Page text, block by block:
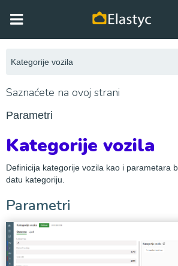
Kategorije vozila
Saznaćete na ovoj strani
Parametri
Kategorije vozila
Definicija kategorije vozila kao i parametara
datu kategoriju.
Parametri